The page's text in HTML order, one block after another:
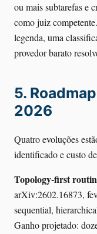
ou mais subtarefas e
como juiz
legenda, uma
provedor barato
5.
2026
Quatro evoluções
identificado e custo
Topology-first
arXiv:2602.16873,
sequential,
Ganho projetado: